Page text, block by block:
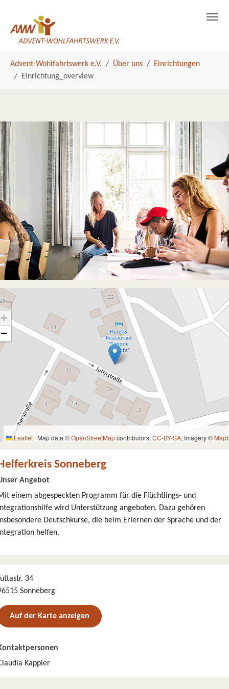
Advent-Wohlfahrtswerk e.V.
Über uns
Einrichtungen
Einrichtung_overview
+
−
Leaflet | Map data ©OpenStreetMapcontributors, CC-BY-SA, Imagery ©
Sonneberg
Angebot
einem abgespeckten Programm für die Flüchtlings- und
wird Unterstützung angeboten. Dazu gehören
Deutschkurse, die beim Erlernen der Sprache und der
helfen.
34
Sonneberg
Auf der Karte anzeigen
Kappler